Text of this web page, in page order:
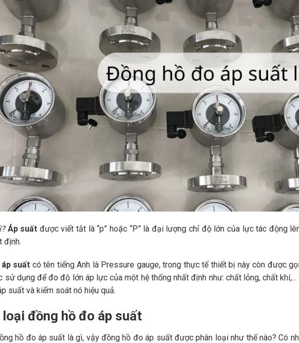
Áp suất được viết tắt là “p” hoặc “P” là đại lượng chỉ độ lớn của lực tác động
định.
suất có tên tiếng Anh là Pressure gauge, trong thực tế thiết bị này còn được
sử dụng để đo độ lớn áp lực của một hệ thống nhất định như: chất lỏng, chất
suất và kiểm soát nó hiệu quả.
loại đồng hồ đo áp suất
hồ đo áp suất là gì, vậy đồng hồ đo áp suất được phân loại như thế nào? Có